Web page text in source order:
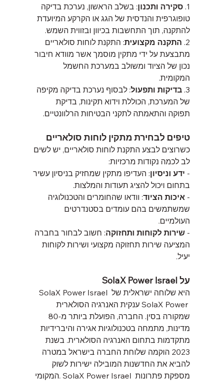
1. סקירה ותכנון: בשלב הראשון, נערכת בדיקה
טופוגרפית והנדסית של הגג או הקרקע המיועדת
להתקנה, תוך התחשבות בכיוון ובזווית השמש.
2. התקנה מקצועית: התקנת לוחות סולאריים
מתבצעת על ידי מתקין מוסמך אשר מוודא חיבור
נכון של הציוד ומשולב במערכת החשמל
המקומית.
3. בדיקות ותפעול: לבסוף נערכת בדיקה מקיפה
של המערכת, הכוללת וידוא תקינות, בדיקת
תפוקה והתאמתה לתקני הבטיחות הרלוונטיים.
טיפים לבחירת מתקין לוחות סולאריים
כשרוצים לבצע התקנת לוחות סולאריים, יש לשים
לב לכמה נקודות מרכזיות:
- ידע וניסיון: העדיפו מתקין שמחזיק בניסיון עשיר
בתחום ויכול להציג תעודות והמלצות.
- איכות הציוד: וודאו שהחומרים והטכנולוגיה
שמשתמשים בהם עומדים בסטנדרטים
העולמיים.
- שירות לקוחות ותחזוקה: חשוב לבחור בחברה
המציעה שירות תחזוקה מקצועי ושירות לקוחות
יעיל.
על SolaX Power Israel
SolaX Power Israel היא שלוחה ישראלית של
ענקית האנרגיה הסולארית SolaX Power
שמקורה בסין. החברה, הפועלת ביותר מ-80
מדינות, מתמחה בטכנולוגיות אגירה והיברידיות
מתקדמות בתחום האנרגיה הסולארית. בשנת
2023 הוקמה שלוחת החברה בישראל במטרה
להביא את החדשנות המובילה ישירות לשוק
המקומי. SolaX Power Israel מספקת פתרונות